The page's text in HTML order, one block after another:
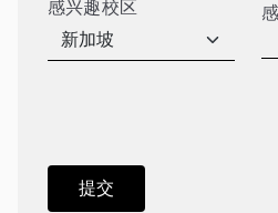
感兴趣校区